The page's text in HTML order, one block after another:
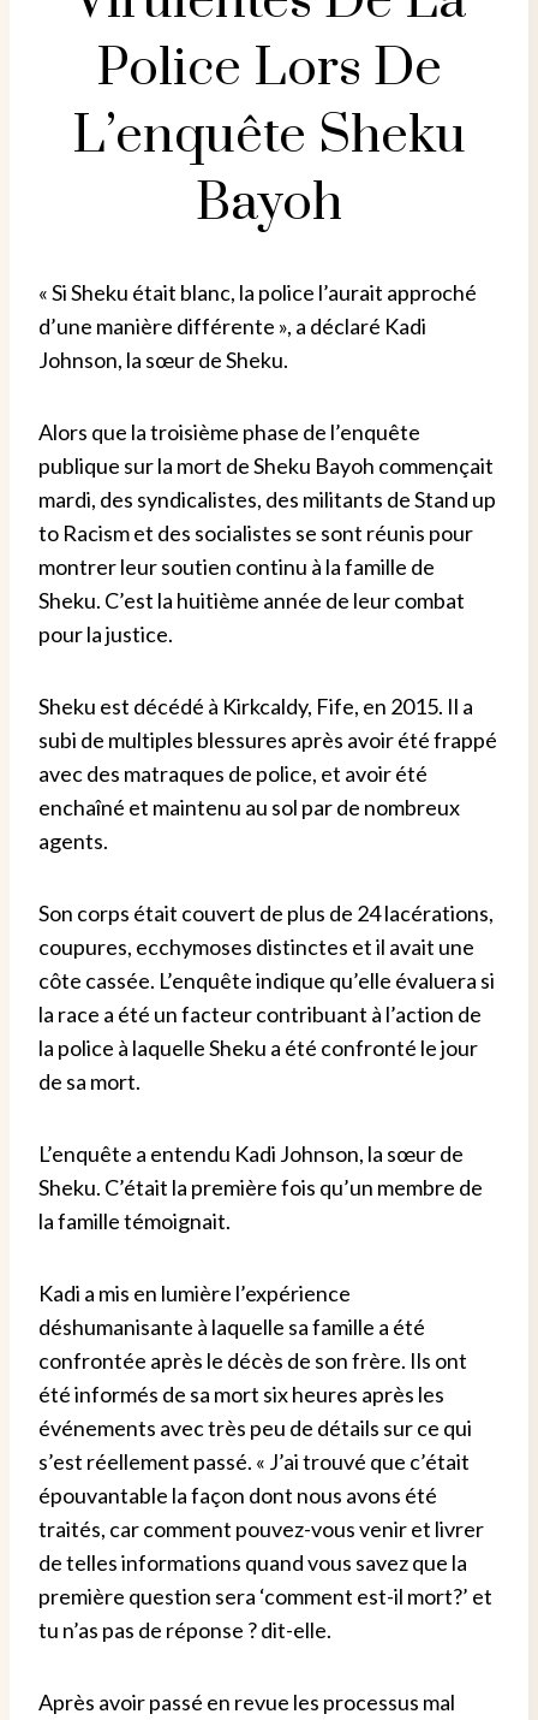
Police Lors De
L’enquête Sheku
Bayoh
« Si Sheku était blanc, la police l’aurait approché
d’une manière différente », a déclaré Kadi
Johnson, la sœur de Sheku.
Alors que la troisième phase de l’enquête
publique sur la mort de Sheku Bayoh commençait
mardi, des syndicalistes, des militants de Stand up
to Racism et des socialistes se sont réunis pour
montrer leur soutien continu à la famille de
Sheku. C’est la huitième année de leur combat
pour la justice.
Sheku est décédé à Kirkcaldy, Fife, en 2015. Il a
subi de multiples blessures après avoir été frappé
avec des matraques de police, et avoir été
enchaîné et maintenu au sol par de nombreux
agents.
Son corps était couvert de plus de 24 lacérations,
coupures, ecchymoses distinctes et il avait une
côte cassée. L’enquête indique qu’elle évaluera si
la race a été un facteur contribuant à l’action de
la police à laquelle Sheku a été confronté le jour
de sa mort.
L’enquête a entendu Kadi Johnson, la sœur de
Sheku. C’était la première fois qu’un membre de
la famille témoignait.
Kadi a mis en lumière l’expérience
déshumanisante à laquelle sa famille a été
confrontée après le décès de son frère. Ils ont
été informés de sa mort six heures après les
événements avec très peu de détails sur ce qui
s’est réellement passé. « J’ai trouvé que c’était
épouvantable la façon dont nous avons été
traités, car comment pouvez-vous venir et livrer
de telles informations quand vous savez que la
première question sera ‘comment est-il mort?’ et
tu n’as pas de réponse ? dit-elle.
Après avoir passé en revue les processus mal